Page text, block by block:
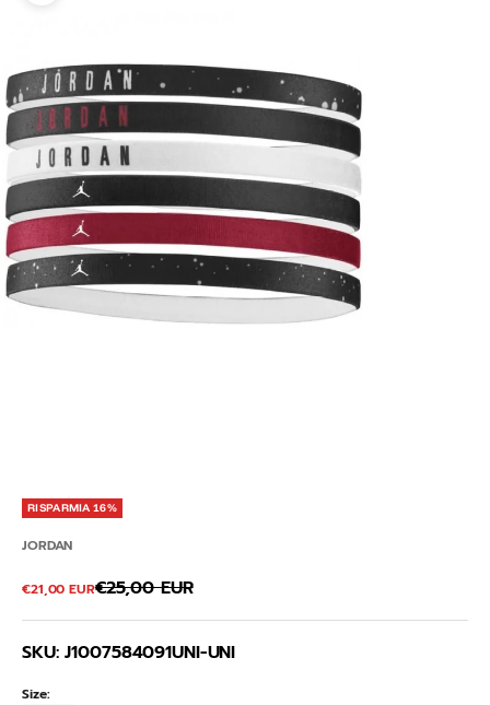
RISPARMIA 16%
JORDAN
Prezzo scontato
€21,00 EURPrezzo
€25,00 EUR
SKU: J1007584091UNI-UNI
Size: